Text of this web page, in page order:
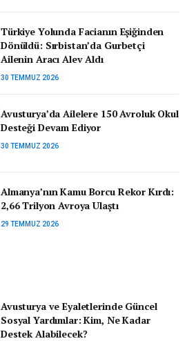
Türkiye Yolunda Facianın Eşiğinden
Dönüldü: Sırbistan’da Gurbetçi
Ailenin Aracı Alev Aldı
30 TEMMUZ 2026
Avusturya’da Ailelere 150 Avroluk Okul
Desteği Devam Ediyor
30 TEMMUZ 2026
Almanya’nın Kamu Borcu Rekor Kırdı:
2,66 Trilyon Avroya Ulaştı
29 TEMMUZ 2026
Avusturya ve Eyaletlerinde Güncel
Sosyal Yardımlar: Kim, Ne Kadar
Destek Alabilecek?